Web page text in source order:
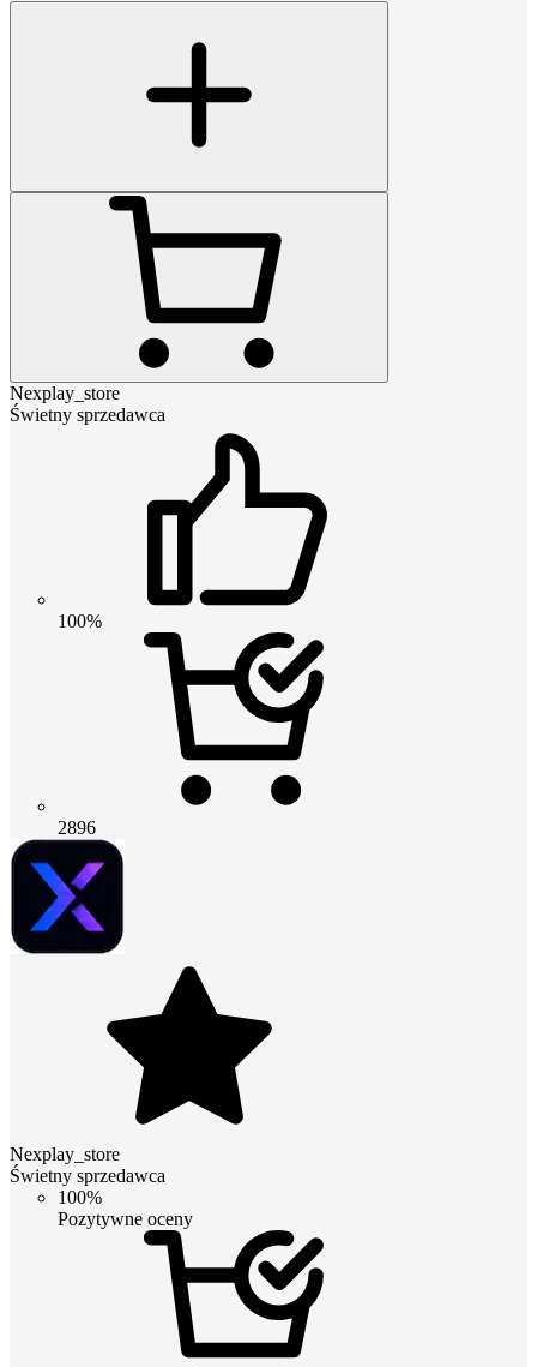
Nexplay_store
Świetny sprzedawca
100%
2896
Nexplay_store
Świetny sprzedawca
100%
Pozytywne oceny